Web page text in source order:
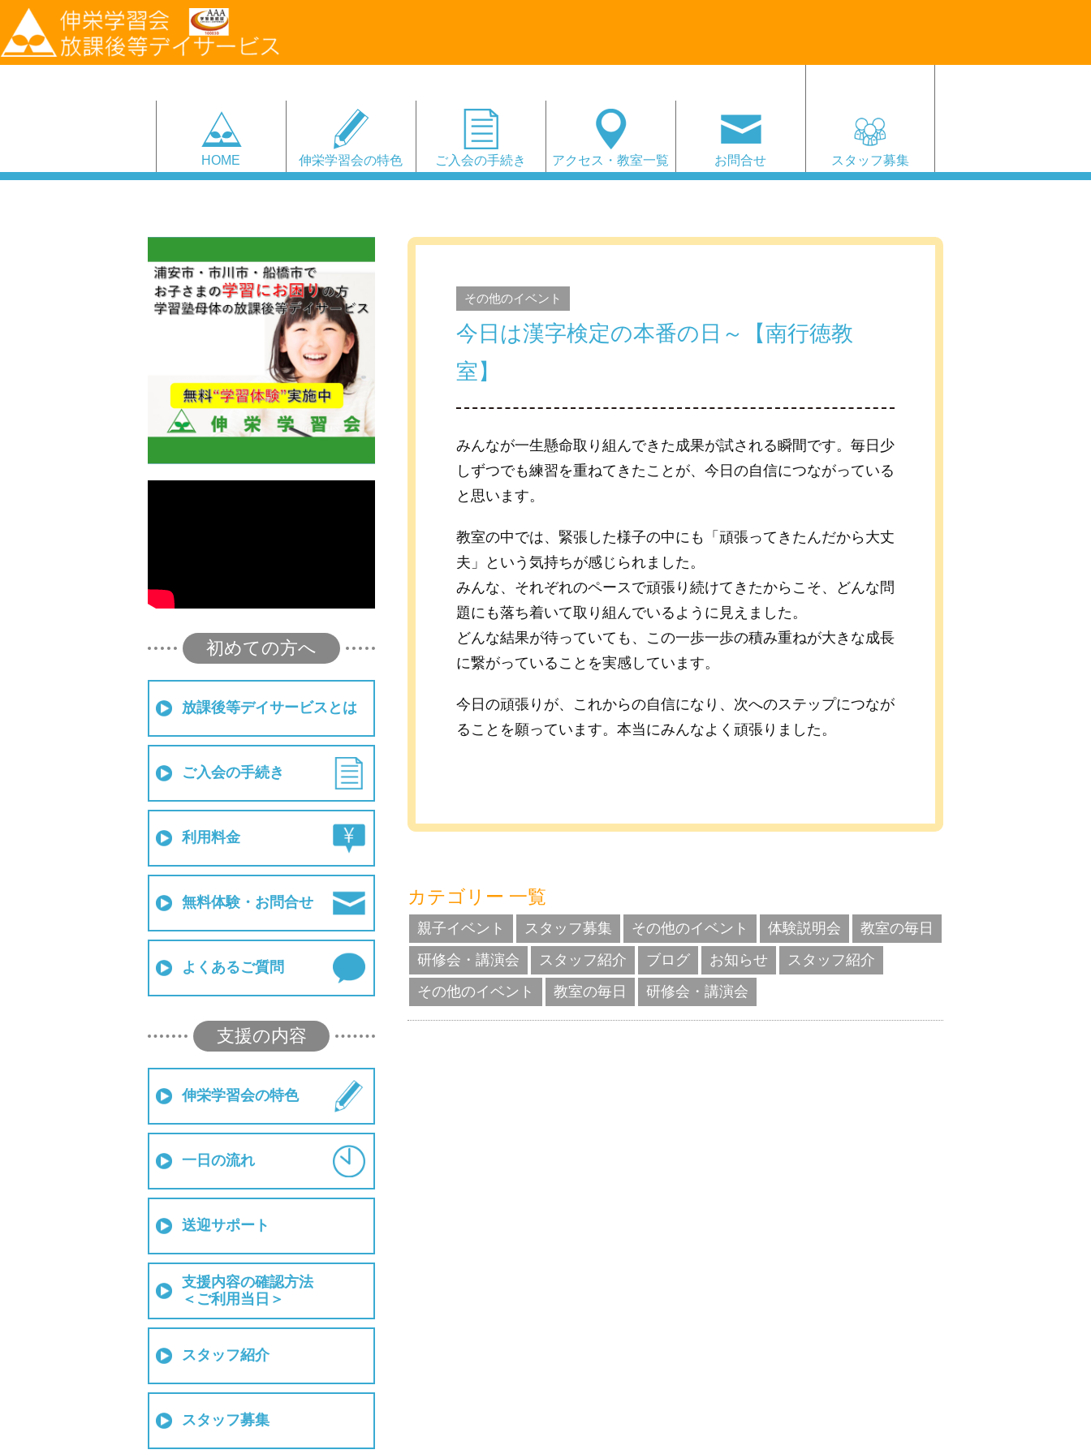
HOME 伸栄学習会の特色 ご入会の手続き アクセス・教室一覧 お問合せ スタッフ募集
初めての方へ
放課後等デイサービスとは
ご入会の手続き
利用料金
無料体験・お問合せ
よくあるご質問
支援の内容
伸栄学習会の特色
一日の流れ
送迎サポート
支援内容の確認方法
＜ご利用当日＞
スタッフ紹介
スタッフ募集
その他のイベント
今日は漢字検定の本番の日～【南行徳教
室】
みんなが一生懸命取り組んできた成果が試される瞬間です。毎日少
しずつでも練習を重ねてきたことが、今日の自信につながっている
と思います。
教室の中では、緊張した様子の中にも「頑張ってきたんだから大丈
夫」という気持ちが感じられました。
みんな、それぞれのペースで頑張り続けてきたからこそ、どんな問
題にも落ち着いて取り組んでいるように見えました。
どんな結果が待っていても、この一歩一歩の積み重ねが大きな成長
に繋がっていることを実感しています。
今日の頑張りが、これからの自信になり、次へのステップにつなが
ることを願っています。本当にみんなよく頑張りました。
カテゴリー 一覧
親子イベント スタッフ募集 その他のイベント 体験説明会
教室の毎日
研修会・講演会
スタッフ紹介 ブログ お知らせ
スタッフ紹介
その他のイベント
教室の毎日 研修会・講演会